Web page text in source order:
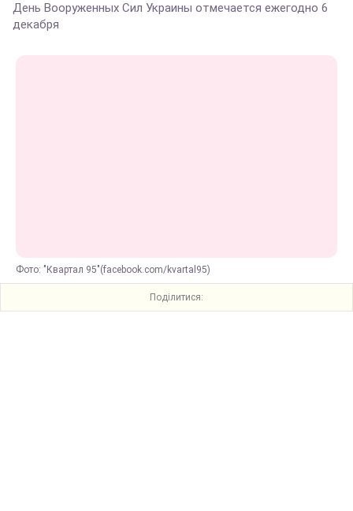
День Вооруженных Сил Украины отмечается ежегодно 6
декабря
Фото: "Квартал 95"(facebook.com/kvartal95)
Поділитися: